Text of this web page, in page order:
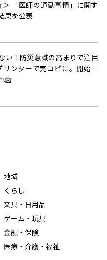
＞ 「医師の通勤事情」に関す
果を公表
い！防災意識の高まりで注目
リンターで完コピに。開始か
歯
地域
くらし
文具・日用品
ゲーム・玩具
金融・保険
医療・介護・福祉